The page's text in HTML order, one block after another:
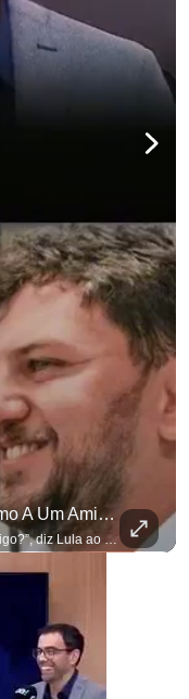
“Quem Nunca Pediu Um Empréstimo A Um Amigo?”, Diz Lula Ao Defender Seu Ex-Chefe De Gabinete
“Quem nunca pediu um empréstimo a um amigo?”, diz Lula ao defender seu ex-chefe de gabinete Marcola, que recebeu R$ 249 mil de uma empresa ligada a uma amiga de Lulinha. #OAntagonista Se você busca informação com credibilidade, inscreva-se agora e ative o